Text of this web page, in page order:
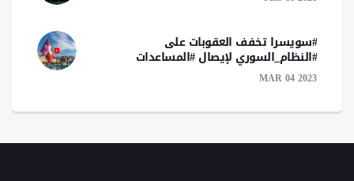
#سويسرا تخفف العقوبات على
#النظام_السوري لإيصال #المساعدات
MAR 04 2023